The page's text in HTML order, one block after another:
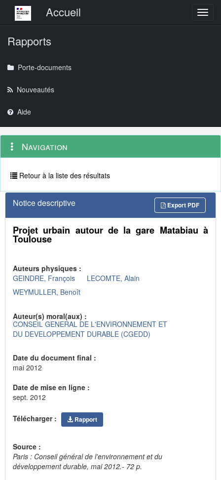
Menu principalAccueil
Rapports
Porte-documents
Nouveautés
Aide
Navigation
outils
Menu
contextuel
Navigation
Retour à la liste des résultats
Notice descriptive Export PDF
Projet urbain autour de la gare Matabiau à
Toulouse
Auteurs physiques :
GEINDRE, François
LECOMTE, Alain
WEYMULLER, Benoît
Auteur(s) moral(aux) :
CONSEIL GENERAL DE L'ENVIRONNEMENT ET
DU DEVELOPPEMENT DURABLE (CGEDD)
Date du document final :
mai 2012
Date de mise en ligne :
sept. 2012
Télécharger : Rapport
Source :
Paris : Conseil général de l'environnement et du
développement durable, mai 2012.- 72 p.